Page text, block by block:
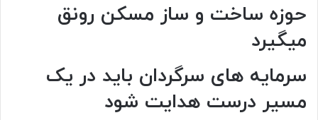
حوزه ساخت و ساز مسکن رونق
میگیرد
سرمایه های سرگردان باید در یک
مسیر درست هدایت شود